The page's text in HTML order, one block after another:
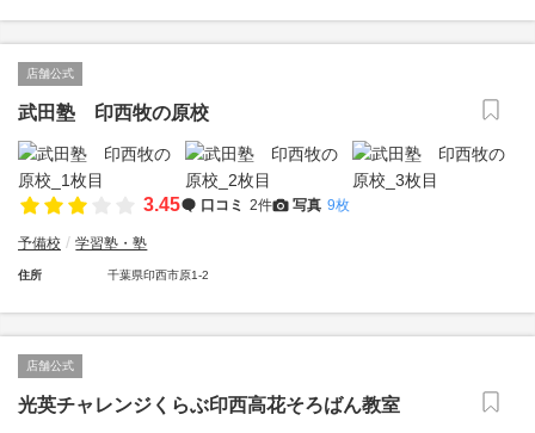
店舗公式
武田塾 印西牧の原校
3.45 口コミ 2件 写真 9枚
予備校 学習塾・塾
住所 千葉県印西市原1-2
店舗公式
光英チャレンジくらぶ印西高花そろばん教室